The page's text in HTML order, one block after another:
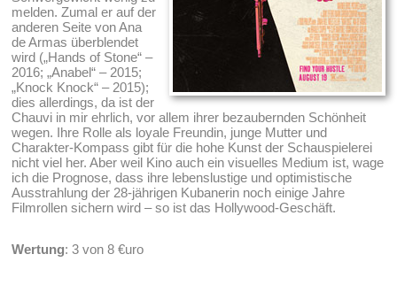
melden. Zumal er auf der
anderen Seite von Ana
de Armas überblendet
wird („Hands of Stone“ –
2016; „Anabel“ – 2015;
„Knock Knock“ – 2015);
dies allerdings, da ist der
Chauvi in mir ehrlich, vor allem ihrer bezaubernden Schönheit
wegen. Ihre Rolle als loyale Freundin, junge Mutter und
Charakter-Kompass gibt für die hohe Kunst der Schauspielerei
nicht viel her. Aber weil Kino auch ein visuelles Medium ist, wage
ich die Prognose, dass ihre lebenslustige und optimistische
Ausstrahlung der 28-jährigen Kubanerin noch einige Jahre
Filmrollen sichern wird – so ist das Hollywood-Geschäft.
Wertung: 3 von 8 €uro